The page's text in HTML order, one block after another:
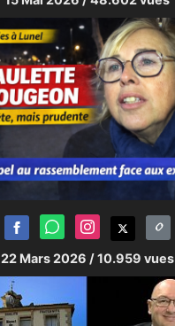
22 Mars 2026 / 10.959 vues